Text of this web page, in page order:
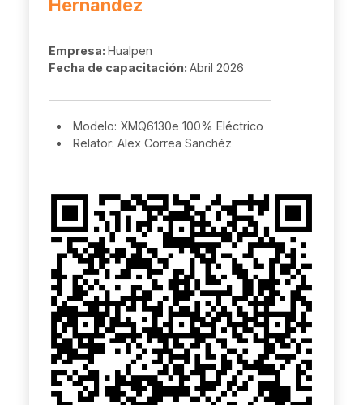
Hernandez
Empresa: Hualpen
Fecha de capacitación: Abril 2026
Modelo: XMQ6130e 100% Eléctrico
Relator: Alex Correa Sanchéz